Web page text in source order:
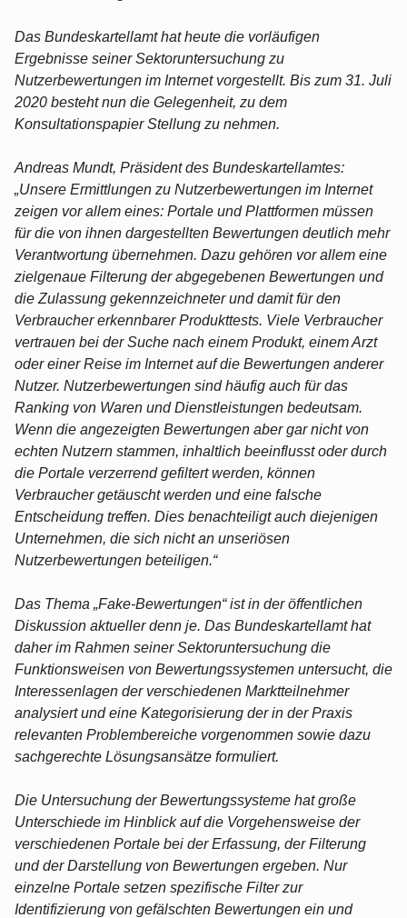
Das Bundeskartellamt hat heute die vorläufigen
Ergebnisse seiner Sektoruntersuchung zu
Nutzerbewertungen im Internet vorgestellt. Bis zum 31. Juli
2020 besteht nun die Gelegenheit, zu dem
Konsultationspapier Stellung zu nehmen.
Andreas Mundt, Präsident des Bundeskartellamtes:
„Unsere Ermittlungen zu Nutzerbewertungen im Internet
zeigen vor allem eines: Portale und Plattformen müssen
für die von ihnen dargestellten Bewertungen deutlich mehr
Verantwortung übernehmen. Dazu gehören vor allem eine
zielgenaue Filterung der abgegebenen Bewertungen und
die Zulassung gekennzeichneter und damit für den
Verbraucher erkennbarer Produkttests. Viele Verbraucher
vertrauen bei der Suche nach einem Produkt, einem Arzt
oder einer Reise im Internet auf die Bewertungen anderer
Nutzer. Nutzerbewertungen sind häufig auch für das
Ranking von Waren und Dienstleistungen bedeutsam.
Wenn die angezeigten Bewertungen aber gar nicht von
echten Nutzern stammen, inhaltlich beeinflusst oder durch
die Portale verzerrend gefiltert werden, können
Verbraucher getäuscht werden und eine falsche
Entscheidung treffen. Dies benachteiligt auch diejenigen
Unternehmen, die sich nicht an unseriösen
Nutzerbewertungen beteiligen.“
Das Thema „Fake-Bewertungen“ ist in der öffentlichen
Diskussion aktueller denn je. Das Bundeskartellamt hat
daher im Rahmen seiner Sektoruntersuchung die
Funktionsweisen von Bewertungssystemen untersucht, die
Interessenlagen der verschiedenen Marktteilnehmer
analysiert und eine Kategorisierung der in der Praxis
relevanten Problembereiche vorgenommen sowie dazu
sachgerechte Lösungsansätze formuliert.
Die Untersuchung der Bewertungssysteme hat große
Unterschiede im Hinblick auf die Vorgehensweise der
verschiedenen Portale bei der Erfassung, der Filterung
und der Darstellung von Bewertungen ergeben. Nur
einzelne Portale setzen spezifische Filter zur
Identifizierung von gefälschten Bewertungen ein und